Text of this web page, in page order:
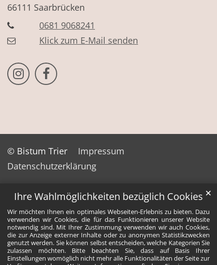
Ihre Wahlmöglichkeiten bezüglich Cookies
Wir möchten Ihnen ein optimales Webseiten-Erlebnis zu bieten. Dazu
verwenden wir Cookies, die für das Funktionieren unserer Website
notwendig sind. Mit Ihrer Zustimmung verwenden wir auch Cookies,
die zur Anzeige externer Inhalte oder zu anonymen Statistikzwecken
genutzt werden. Sie können selbst entscheiden, welche Kategorien Sie
zulassen möchten. Bitte beachten Sie, dass auf Basis Ihrer
Einstellungen womöglich nicht mehr alle Funktionalitäten der Seite zur
✕
66111 Saarbrücken
0681 9068241
Klick zum E-Mail senden
Bistum Trier auf Instragram
Bistum Trier auf Facebook
© Bistum Trier
Impressum
Datenschutzerklärung